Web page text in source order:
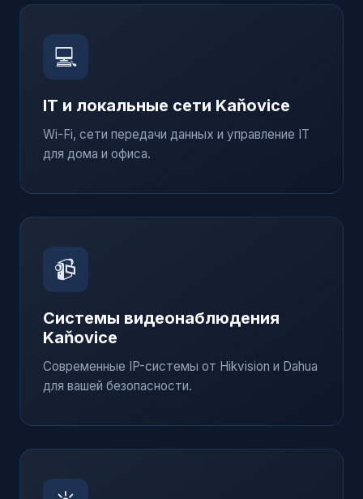
💻
IT и локальные сети Kaňovice
Wi-Fi, сети передачи данных и управление IT
для дома и офиса.
📹
Системы видеонаблюдения
Kaňovice
Современные IP-системы от Hikvision и Dahua
для вашей безопасности.